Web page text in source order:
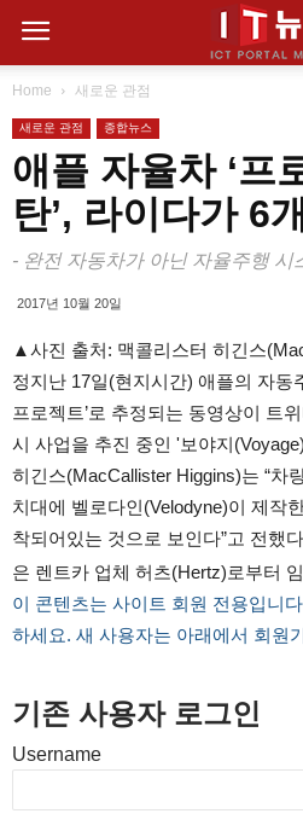
Home 새로운 관점
새로운 관점 종합뉴스
애플 자율차 ‘프
탄’, 라이다가 6
- 완전 자동차가 아닌 자율주행 시
2017년 10월 20일
▲사진 출처: 맥콜리스터 히긴스
정지난 17일(현지시간) 애플의 자동
프로젝트’로 추정되는 동영상이 트
시 사업을 추진 중인 '보야지
히긴스(MacCallister Higgins)는 “차
치대에 벨로다인(Velodyne)이 제작
착되어있는 것으로 보인다”고 전했
은 렌트카 업체 허츠(Hertz)로부터
이 콘텐츠는 사이트 회원 전용입니
하세요. 새 사용자는 아래에서 회원
기존 사용자 로그인
Username